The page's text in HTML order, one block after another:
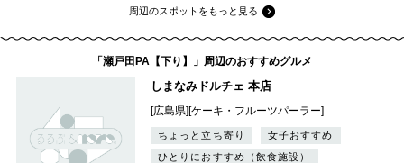
周辺のスポットをもっと見る
「瀬戸田PA【下り】」周辺のおすすめグルメ
しまなみドルチェ 本店
[広島県][ケーキ・フルーツパーラー]
ちょっと立ち寄り
女子おすすめ
ひとりにおすすめ（飲食施設）